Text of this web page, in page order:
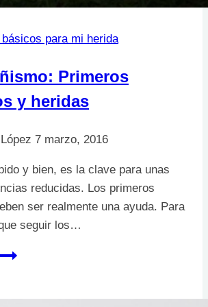
para mi herida
Primeros
y heridas
7 marzo, 2016
y bien, es la clave para unas
reducidas. Los primeros
ser realmente una ayuda. Para
seguir los…